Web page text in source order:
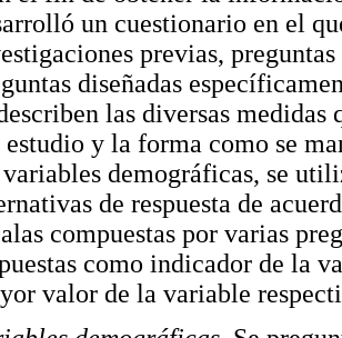
un cuestionario en el
previas,
diseñadas
las diversas
estudio y la forma como se
demográficas, se
de respuesta de
compuestas por varias
como indicador de la
valor de la variable